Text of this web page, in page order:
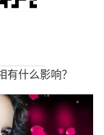
有什么影响？